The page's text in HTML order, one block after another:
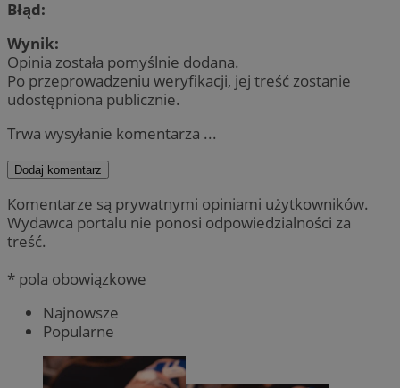
Błąd:
Wynik:
Opinia została pomyślnie dodana.
Po przeprowadzeniu weryfikacji, jej treść zostanie
udostępniona publicznie.
Trwa wysyłanie komentarza ...
Dodaj komentarz
Komentarze są prywatnymi opiniami użytkowników.
Wydawca portalu nie ponosi odpowiedzialności za
treść.
* pola obowiązkowe
Najnowsze
Popularne